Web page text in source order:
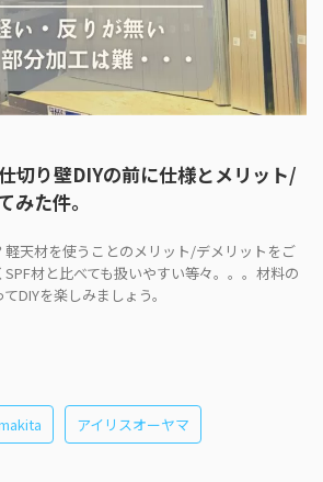
切り壁DIYの前に仕様とメリット/
みた件。
天材を使うことのメリット/デメリットをご
材と比べても扱いやすい等々。。。材料の
DIYを楽しみましょう。
アイリスオーヤマ